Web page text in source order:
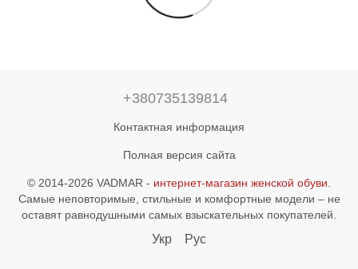
+380735139814
Контактная информация
Полная версия сайта
© 2014-2026 VADMAR - интернет-магазин женской обуви
Самые неповторимые, стильные и комфортные модели – не
оставят равнодушными самых взыскательных покупателей.
Укр Рус